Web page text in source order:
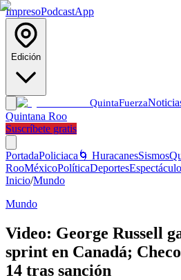
ImpresoPodcastApp
Edición
QuintaFuerza
Quintana Roo
Suscríbete gratis
PortadaPoliciaca 🌀 HuracanesSismos
RooMéxicoPolíticaDeportes
Inicio/Mundo
Mundo
Video: George Russell
sprint en Canadá;
14 tras sanción